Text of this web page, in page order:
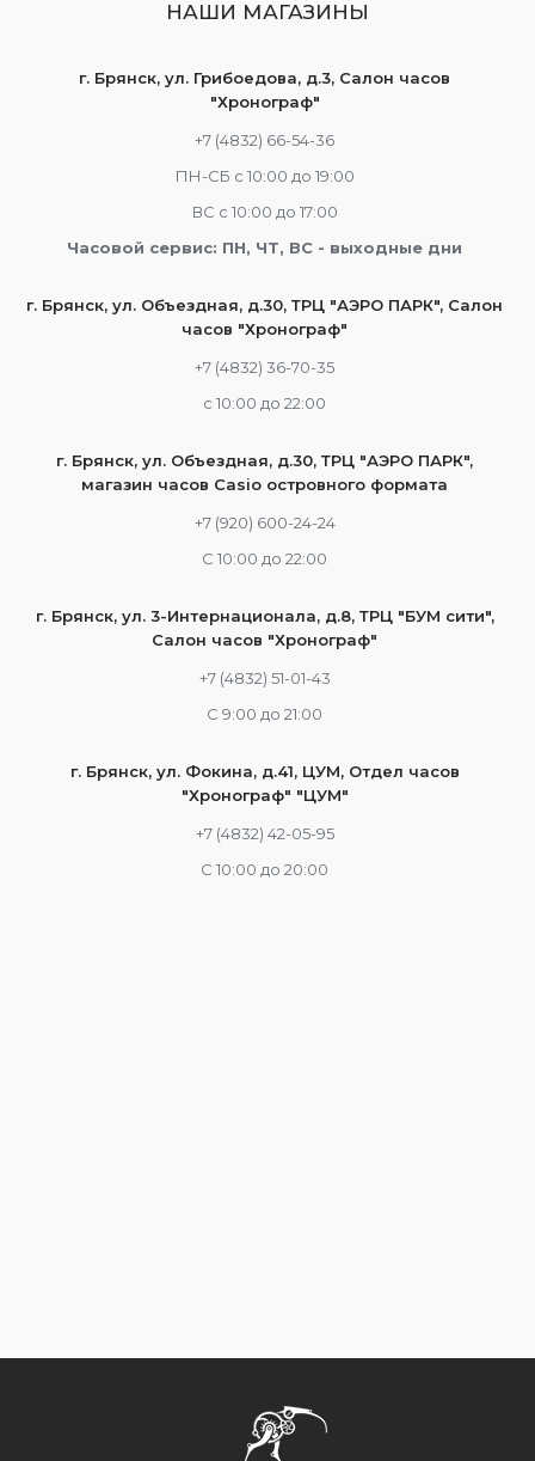
НАШИ МАГАЗИНЫ
г. Брянск, ул. Грибоедова, д.3, Салон часов
"Хронограф"
+7 (4832) 66-54-36
ПН-СБ с 10:00 до 19:00
ВС с 10:00 до 17:00
Часовой сервис: ПН, ЧТ, ВС - выходные дни
г. Брянск, ул. Объездная, д.30, ТРЦ "АЭРО ПАРК", Салон
часов "Хронограф"
+7 (4832) 36-70-35
c 10:00 до 22:00
г. Брянск, ул. Объездная, д.30, ТРЦ "АЭРО ПАРК",
магазин часов Casio островного формата
+7 (920) 600-24-24
С 10:00 до 22:00
г. Брянск, ул. 3-Интернационала, д.8, ТРЦ "БУМ сити",
Салон часов "Хронограф"
+7 (4832) 51-01-43
С 9:00 до 21:00
г. Брянск, ул. Фокина, д.41, ЦУМ, Отдел часов
"Хронограф" "ЦУМ"
+7 (4832) 42-05-95
С 10:00 до 20:00